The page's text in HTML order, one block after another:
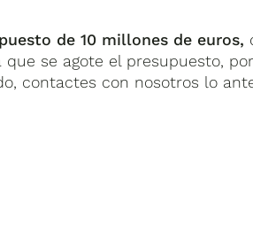
de 10 millones de euros,
se agote el presupuesto,
contactes con nosotros lo